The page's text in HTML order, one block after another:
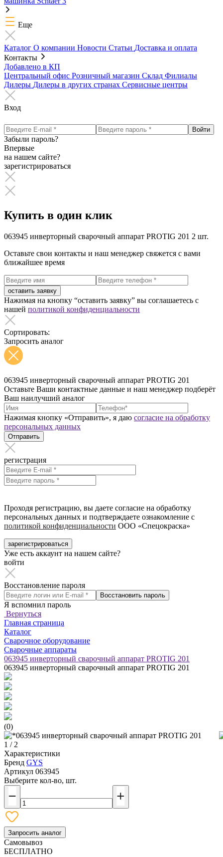
Еще
Каталог О компании Новости Статьи Доставка и оплата
Контакты
Добавлено в КП
Центральный офис Розничный магазин Склад Филиалы
Дилеры Дилеры в других странах Сервисные центры
Вход
Забыли пароль?
Впервые
на нашем сайте?
зарегистрироваться
Купить в один клик
063945 инверторный сварочный аппарат PROTIG 201 2 шт.
Оставьте свои контакты и наш менеджер свяжется с вами
ближайшее время
оставить заявку
Нажимая на кнопку “оставить заявку” вы соглашаетесь с
нашей политикой конфиденциальности
Сортировать:
Запросить аналог
063945 инверторный сварочный аппарат PROTIG 201
Оставьте Ваши контактные данные и наш менеджер подберёт
Ваш наилучший аналог
Нажимая кнопку «Отправить», я даю согласие на обработку
персональных данных
Отправить
регистрация
Проходя регистрацию, вы даете согласие на обработку
персональных данных и подтверждаете ознакомление с
политикой конфиденциальности ООО «Спецокраска»
зарегистрироваться
Уже есть аккаунт на нашем сайте?
войти
Восстановление пароля
Восстановить пароль
Я вспомнил пароль
Вернуться
Главная страница
Каталог
Сварочное оборудование
Сварочные аппараты
063945 инверторный сварочный аппарат PROTIG 201
063945 инверторный сварочный аппарат PROTIG 201
(0)
1 / 2
Характеристики
Бренд GYS
Артикул 063945
Выберите кол-во, шт.
Запросить аналог
Самовывоз
БЕСПЛАТНО